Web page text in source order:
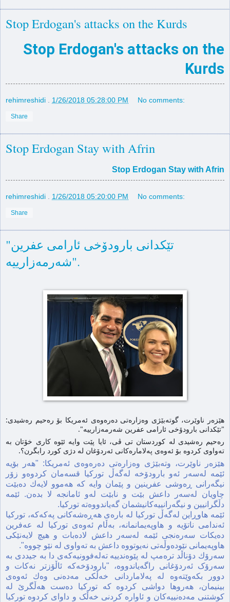
Stop Erdogan's attacks on the Kurds
Stop Erdogan's attacks on the
Kurds
rehimreshidi . 1/26/2018 05:28:00 PM No comments:
Share
Stop Erdogan Stay with Afrin
Stop Erdogan Stay with Afrin
rehimreshidi . 1/26/2018 05:20:00 PM No comments:
Share
"تێکدانی بارودۆخی ئارامی عفرين
شەرمەزارییە".
هێزەر ناوێرت، گوتەبێژی وەزارەتی دەرەوەی ئەمریکا بۆ رەحیم رەشیدی:
"تێکدانی بارودۆخی ئارامی عفرين شەرمەزارییە".
رەحیم رەشیدی لە کوردستان تی ڤی، ئایا پێت وایە ئێوە کاری خۆتان بە
تەواوی کردوە بۆ ئەوەی پەلامارەکانی ئەردۆغان لە دژی کورد رابگرن؟.
هێزەر ناوێرت، وتەبێژی وەزارەتی دەرەوەی ئەمریکا: "هەر بۆیە
ئێمە لەسەر ئەو بارودۆخە لەگەڵ تورکیا قسه‌مان كردوه‌و زۆر
نيگه‌رانی ڕەوشی عفرينین و پێمان وايه‌ كه‌ هه‌موو لايه‌ك ده‌بێت
چاويان له‌سه‌ر داعش بێت و نابێت له‌و ئامانجه‌ لا بده‌ن. ئێمه‌
دڵگرانيین و نيگه‌رانييه‌كانيشمان گه‌ياندووه‌ته‌ توركيا.
ئێمه‌ هاوڕاين له‌گه‌ڵ توركيا له‌ باره‌ى هه‌ڕه‌شه‌كانى په‌كه‌كه، توركيا
ئه‌ندامى ناتۆيه‌ و هاوپه‌يمانمانه‌، به‌ڵام ئه‌وه‌ى توركيا له‌ عه‌فرين
ده‌يكات سەرەنجی ئێمه‌ له‌سه‌ر داعش لاده‌بات و هيچ لايه‌نێكى
هاوپه‌يمانى نێوده‌وڵه‌تى نه‌يوتووه‌ داعش بە تەواوی له ‌نێو چووه"‌.
سه‌رۆك دۆناڵد تره‌مپ لە پێوەندییە تەلەفوونیەکەی دا بە جیددی به
سەرۆک‌ ئه‌ردۆغانى راگه‌ياندووه‌، "بارودۆخه‌كه‌ ئاڵۆزتر نه‌كات و
دوور بكه‌وێته‌وه‌ له‌ پەلاماردانی خه‌ڵكى مه‌ده‌نى وه‌ك ئه‌وه‌ى
بينيمان، هەروها دواشی کردوە کە تورکیا دەست هەڵگرێ‌ له‌
كوشتنى مه‌ده‌نييه‌كان و ئاواره‌ كردنى خه‌ڵک و داوای كردوە تورکیا